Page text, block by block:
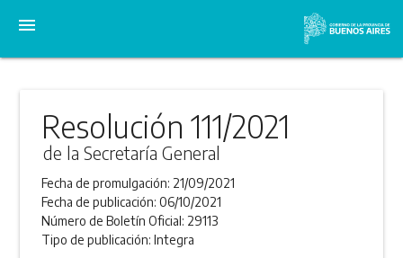
menu
Resolución 111/2021
de la Secretaría General
Fecha de promulgación: 21/09/2021
Fecha de publicación:06/10/2021
Número de Boletín Oficial: 29113
Tipo de publicación:Integra